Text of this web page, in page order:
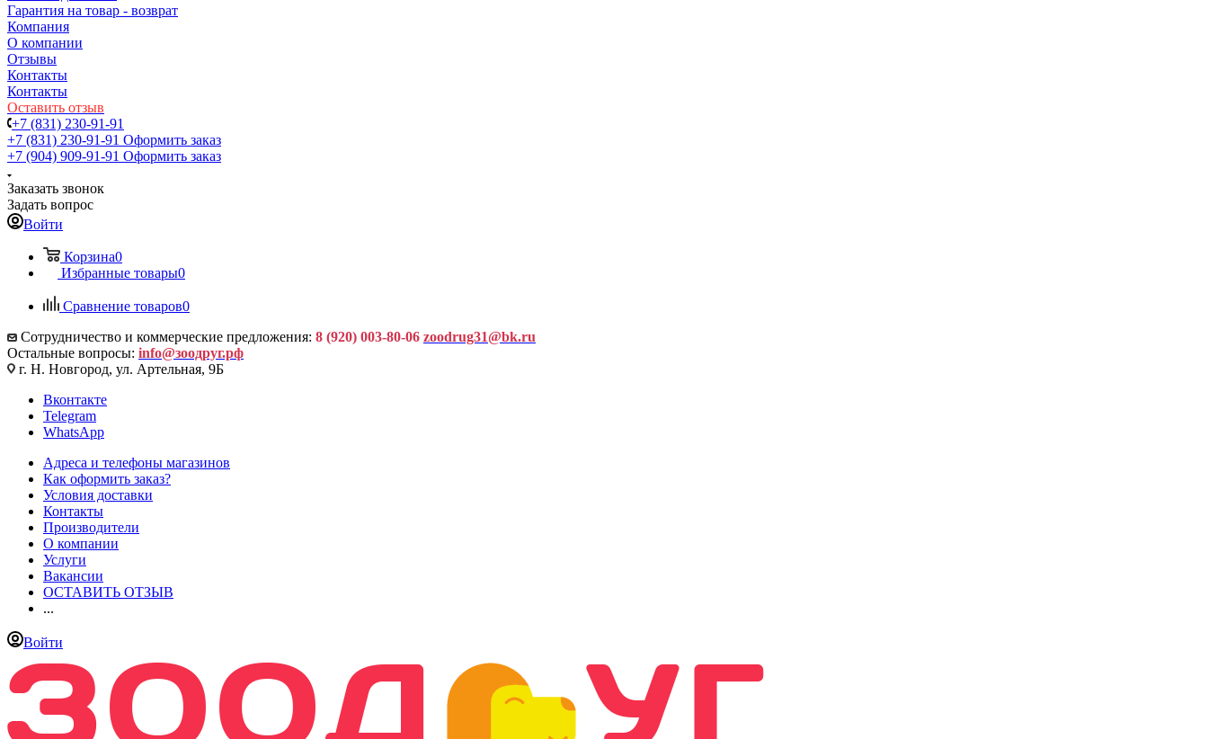
Гарантия на товар - возврат
Компания
О компании
Отзывы
Контакты
Контакты
Оставить отзыв
+7 (831) 230-91-91
+7 (831) 230-91-91 Оформить заказ
+7 (904) 909-91-91 Оформить заказ
Заказать звонок
Задать вопрос
Войти
Корзина0
Избранные товары0
Сравнение товаров0
Сотрудничество и коммерческие предложения: 8 (920) 003-80-06 zoodrug31@bk.ru
Остальные вопросы: info@зоодруг.рф
г. Н. Новгород, ул. Артельная, 9Б
Вконтакте
Telegram
WhatsApp
Адреса и телефоны магазинов
Как оформить заказ?
Условия доставки
Контакты
Производители
О компании
Услуги
Вакансии
ОСТАВИТЬ ОТЗЫВ
...
Войти